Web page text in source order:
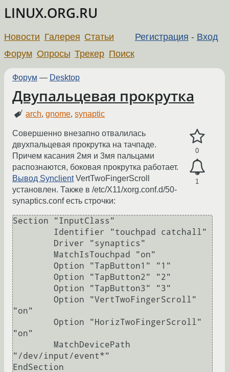
LINUX.ORG.RU
Регистрация - Вход
Новости Галерея Статьи
Форум Опросы Трекер Поиск
Форум — Desktop
Двупальцевая прокрутка
arch,gnome,synaptic
0
1
Совершенно внезапно отвалилась
двухпальцевая прокрутка на тачпаде.
Причем касания 2мя и 3мя пальцами
распознаются, боковая прокрутка работает.
Вывод SynclientVertTwoFingerScroll
установлен. Также в /etc/X11/xorg.conf.d/50-
synaptics.conf есть строчки:
Section "InputClass"
"on"
"on"
"/dev/input/event*"